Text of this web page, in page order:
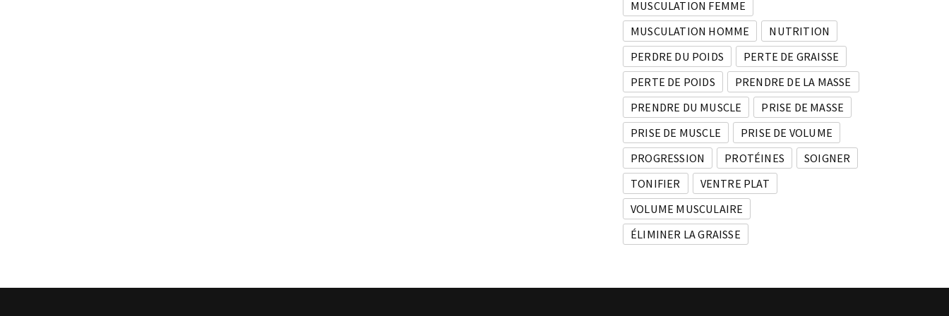
MUSCULATION FEMME
MUSCULATION HOMME
NUTRITION
PERDRE DU POIDS
PERTE DE GRAISSE
PERTE DE POIDS
PRENDRE DE LA MASSE
PRENDRE DU MUSCLE
PRISE DE MASSE
PRISE DE MUSCLE
PRISE DE VOLUME
PROGRESSION
PROTÉINES
SOIGNER
TONIFIER
VENTRE PLAT
VOLUME MUSCULAIRE
ÉLIMINER LA GRAISSE